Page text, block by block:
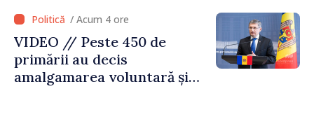
Republica Moldova merge în
direcția corectă”
/ Acum 4 ore
VIDEO // Peste 450 de
primării au decis
amalgamarea voluntară și